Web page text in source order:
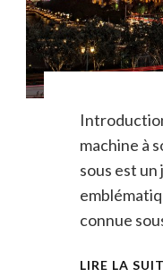
machine à
sous est un
connue
LIRE LA